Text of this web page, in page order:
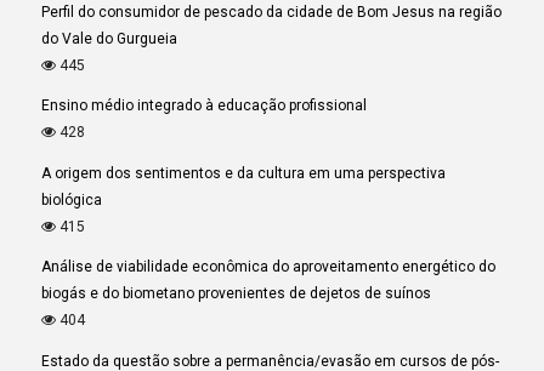
Perfil do consumidor de pescado da cidade de Bom Jesus na região
do Vale do Gurgueia
445
Ensino médio integrado à educação profissional
428
A origem dos sentimentos e da cultura em uma perspectiva
biológica
415
Análise de viabilidade econômica do aproveitamento energético do
biogás e do biometano provenientes de dejetos de suínos
404
Estado da questão sobre a permanência/evasão em cursos de pós-